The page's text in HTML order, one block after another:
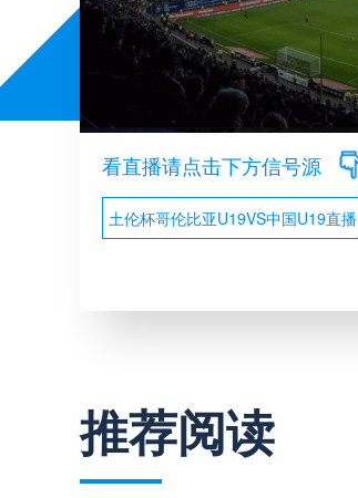
看直播请点击下方信号源
土伦杯哥伦比亚U19VS中国U19直播
推荐阅读